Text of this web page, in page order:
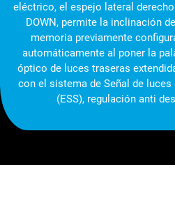
eléctrico, el espejo lateral
DOWN, permite la inclinación
memoria previamente
automáticamente al poner la
óptico de luces traseras
con el sistema de Señal de
(ESS), regulación anti